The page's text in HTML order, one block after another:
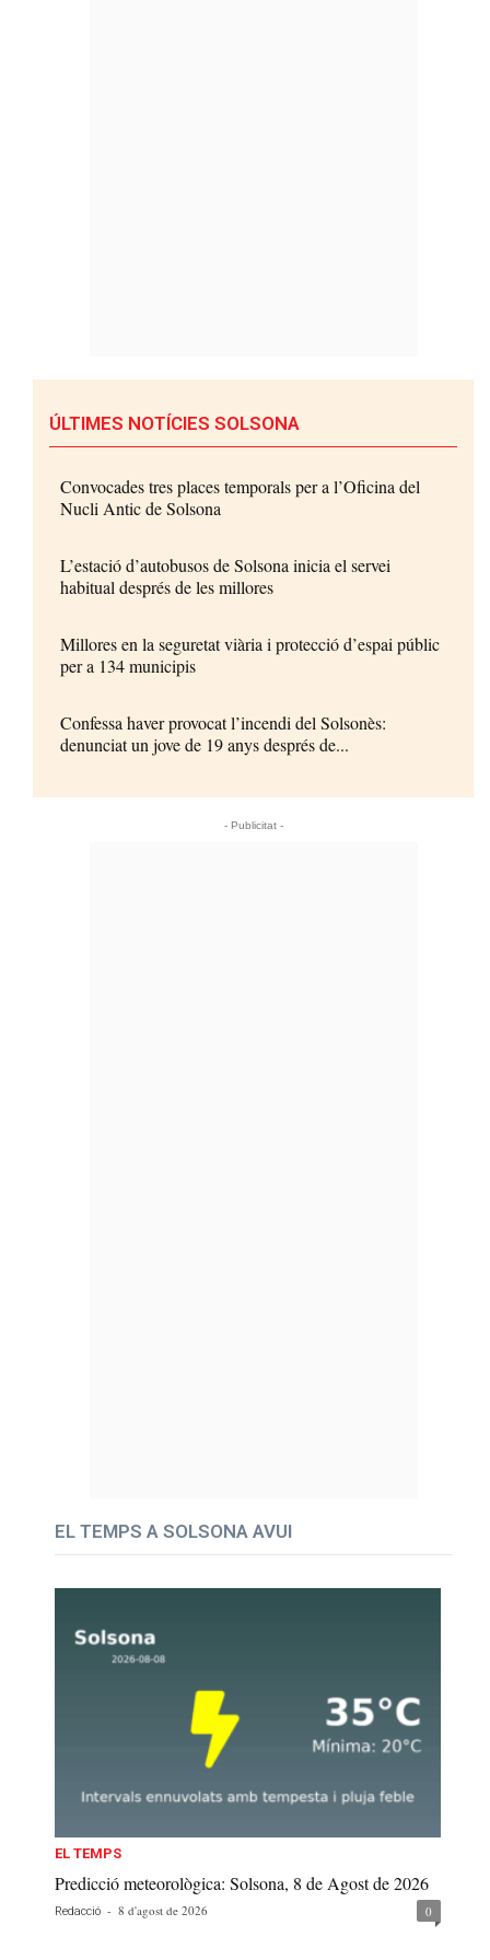
ÚLTIMES NOTÍCIES SOLSONA
Convocades tres places temporals per a l’Oficina del
Nucli Antic de Solsona
L’estació d’autobusos de Solsona inicia el servei
habitual després de les millores
Millores en la seguretat viària i protecció d’espai públic
per a 134 municipis
Confessa haver provocat l’incendi del Solsonès:
denunciat un jove de 19 anys després de...
- Publicitat -
EL TEMPS A SOLSONA AVUI
EL TEMPS
Predicció meteorològica: Solsona, 8 de Agost de 2026
Redacció - 8 d'agost de 2026 0